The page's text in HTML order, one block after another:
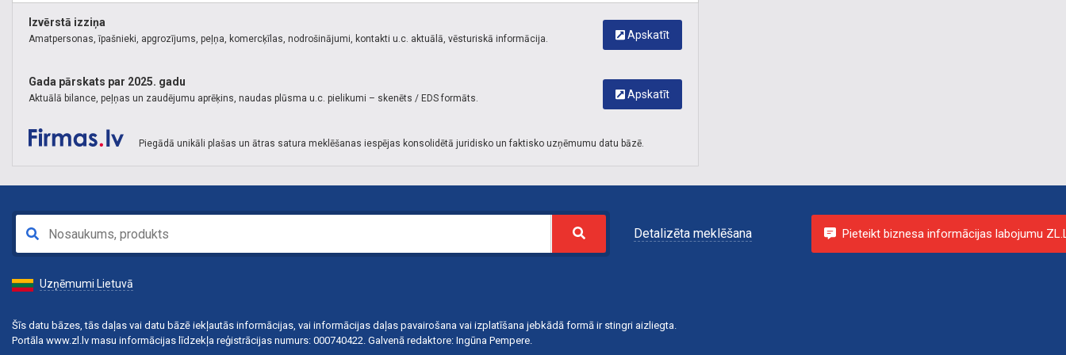
logistics, contract logistics, Atklātā noliktava, Ground
storage, Ekspress piegādes, Eksprespasts, Door to door,
ISO 18001: 2015; AEO, AEOF, atzītais komersants, atzītais
saņēmējs un atzītais nosūtītājs, KN Pharma, farmācija; KN
pārvadājumi, Deklarēšana, muitas brokera pakalpojumi, T1
formēšana, IM formēšana; ADR, Bīstamās kravas,
Dangerous goods, IMO, DGR, Contract logistics,
Apskatīt
Izvērstā izziņa
Amatpersonas, īpašnieki, apgrozījums, peļņa, komercķīlas, nodrošinājumi, kontakti u.c. aktuālā, vēsturiskā informācija.
Apskatīt
Gada pārskats par 2025. gadu
Aktuālā bilance, peļņas un zaudējumu aprēķins, naudas plūsma u.c. pielikumi – skenēts / EDS formāts.
Piegādā unikāli plašas un ātras satura meklēšanas iespējas konsolidētā juridisko un faktisko uzņēmumu datu bāzē.
Detalizēta meklēšana Pieteikt biznesa informācijas labojumu
Uzņēmumi Lietuvā
Šīs datu bāzes, tās daļas vai datu bāzē iekļautās informācijas, vai informācijas daļas pavairošana vai izplatīšana jebkādā formā ir stingri aizliegta.
Portāla www.zl.lv masu informācijas līdzekļa reģistrācijas numurs: 000740422. Galvenā redaktore: Ingūna Pempere.